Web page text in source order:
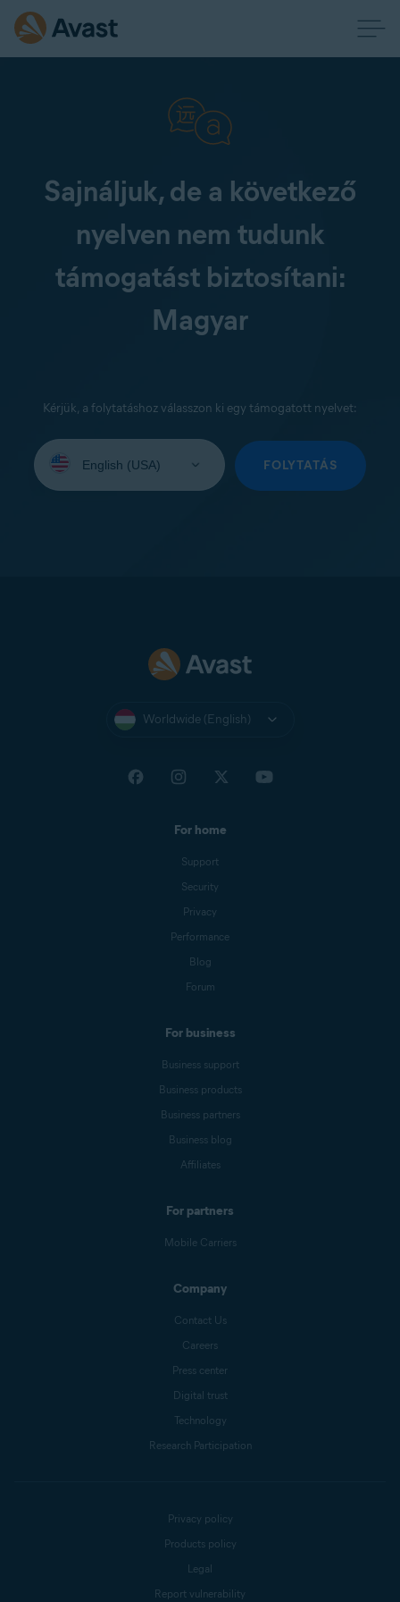
Sajnáljuk, de a következő
nyelven nem tudunk
támogatást biztosítani:
Magyar
Kérjük, a folytatáshoz válasszon ki egy támogatott nyelvet:
your
FOLYTATÁS
Worldwide (English)
For home
Support
Security
Privacy
Performance
Blog
Forum
For business
Business support
Business products
Business partners
Business blog
Affiliates
For partners
Mobile Carriers
Company
Contact Us
Careers
Press center
Digital trust
Technology
Research Participation
Privacy policy
Products policy
Legal
Report vulnerability